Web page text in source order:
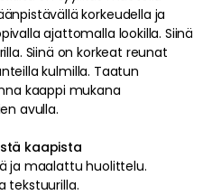
korkeudella ja
ajattomalla lookilla. Siinä
. Siinä onkorkeat reunat
kulmilla. Taatun
kaappi mukana
avulla.
kaapista
ja maalattu huolittelu.
tekstuurilla.